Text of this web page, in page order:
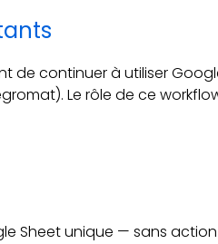
de continuer à utiliser
Le rôle de ce
Sheet unique — sans